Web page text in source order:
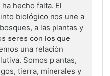
ha hecho falta. El
biológico nos une a
a las plantas y
seres con los que
una relación
Somos plantas,
tierra, minerales y